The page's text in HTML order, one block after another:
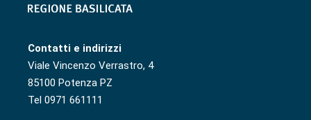
Contatti e indirizzi
Viale Vincenzo Verrastro, 4
85100 Potenza PZ
Tel 0971 661111